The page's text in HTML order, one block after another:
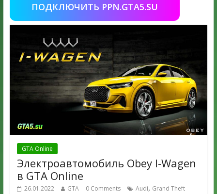
ПОДКЛЮЧИТЬ PPN.GTA5.SU
GTA Online
Электроавтомобиль Obey I-Wagen
в GTA Online
26.01.2022 GTA 0 Comments Audi, Grand Theft